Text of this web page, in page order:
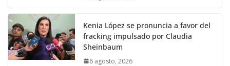
Kenia López se pronuncia a favor del
fracking impulsado por Claudia
Sheinbaum
6 agosto, 2026